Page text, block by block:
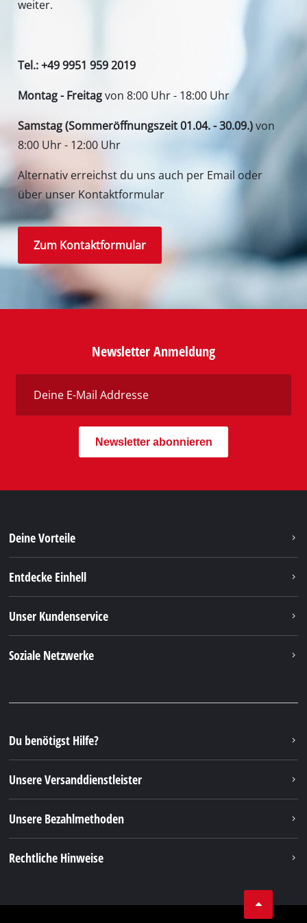
weiter.
Tel.: +49 9951 959 2019
Montag - Freitagvon 8:00 Uhr - 18:00 Uhr
Samstag (Sommeröffnungszeit 01.04. - 30.09.)von
8:00 Uhr - 12:00 Uhr
Alternativ erreichst du uns auch per Email oder
über unser Kontaktformular
Zum Kontaktformular
Newsletter Anmeldung
Newsletter abonnieren
Deine Vorteile
Entdecke Einhell
Unser Kundenservice
Soziale Netzwerke
Du benötigst Hilfe?
Unsere Versanddienstleister
Unsere Bezahlmethoden
Rechtliche Hinweise